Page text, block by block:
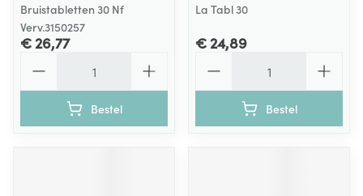
Bruistabletten 30 Nf
Verv.3150257
€ 26,77
Bestel
La Tabl 30
€ 24,89
Bestel